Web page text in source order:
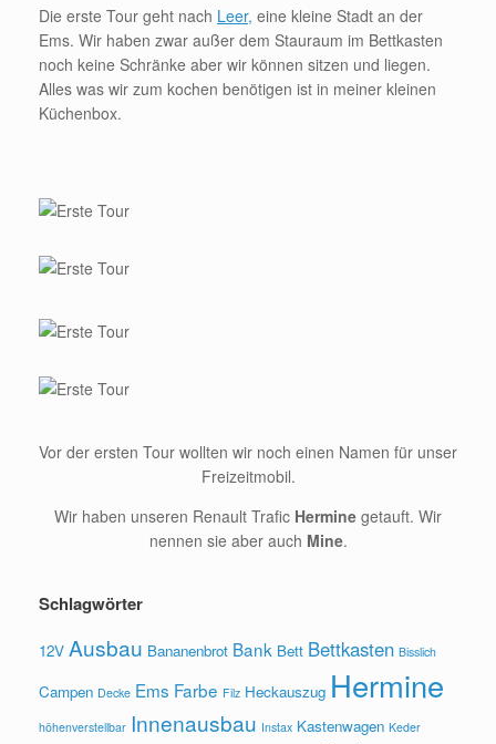
Die erste Tour geht nach Leer, eine kleine Stadt an der
Ems. Wir haben zwar außer dem Stauraum im Bettkasten
noch keine Schränke aber wir können sitzen und liegen.
Alles was wir zum kochen benötigen ist in meiner kleinen
Küchenbox.
Vor der ersten Tour wollten wir noch einen Namen für unser
Freizeitmobil.
Wir haben unseren Renault Trafic Hermine getauft. Wir
nennen sie aber auch Mine.
Schlagwörter
12V Ausbau Bananenbrot Bank Bett Bettkasten Bisslich
Campen Decke Ems Farbe Filz Heckauszug Hermine
höhenverstellbar Innenausbau Instax Kastenwagen Keder